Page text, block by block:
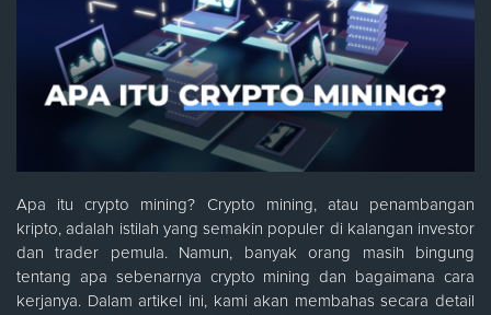
Apa itu crypto mining? Crypto mining, atau penambangan
kripto, adalah istilah yang semakin populer di kalangan investor
dan trader pemula. Namun, banyak orang masih bingung
tentang apa sebenarnya crypto mining dan bagaimana cara
kerjanya. Dalam artikel ini, kami akan membahas secara detail